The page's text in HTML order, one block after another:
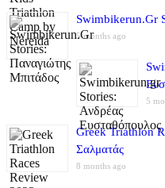
Swimbikerun.Gr
5 months ago
5
Greek Triathlon
Σαλματάς
8 months ago